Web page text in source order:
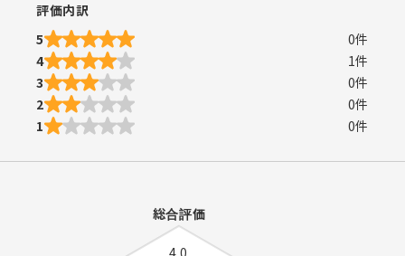
評価内訳
5
0件
4
1件
3
0件
2
0件
1
0件